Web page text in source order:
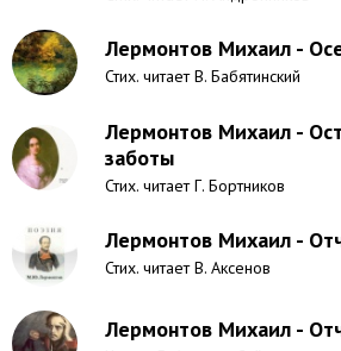
Лермонтов Михаил -
Стих. читает В. Бабятинский
Лермонтов Михаил -
заботы
Стих. читает Г. Бортников
Лермонтов Михаил -
Стих. читает В. Аксенов
Лермонтов Михаил -